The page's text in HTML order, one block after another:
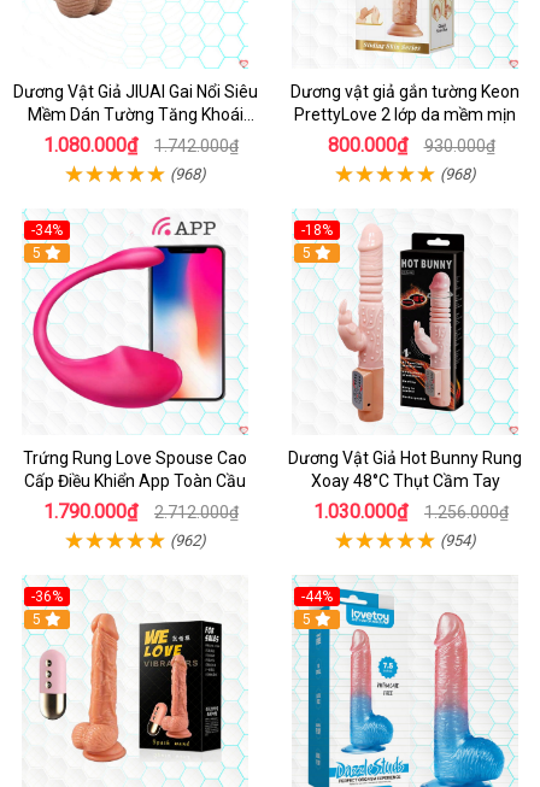
Dương Vật Giả JIUAI Gai Nổi Siêu
Mềm Dán Tường Tăng Khoái
Cảm
1.080.000₫ 1.742.000₫
(968)
Dương vật giả gắn tường Keon
PrettyLove 2 lớp da mềm mịn
800.000₫ 930.000₫
(968)
-34%
5
Trứng Rung Love Spouse Cao
Cấp Điều Khiển App Toàn Cầu
1.790.000₫ 2.712.000₫
(962)
-18%
Hot
5
Dương Vật Giả Hot Bunny Rung
Xoay 48°C Thụt Cầm Tay
1.030.000₫ 1.256.000₫
(954)
-36%
5
-44%
Hot
5